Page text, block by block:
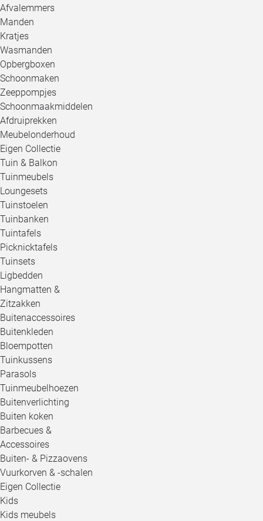
Afvalemmers
Manden
Kratjes
Wasmanden
Opbergboxen
Schoonmaken
Zeeppompjes
Schoonmaakmiddelen
Afdruiprekken
Meubelonderhoud
Eigen Collectie
Tuin & Balkon
Tuinmeubels
Loungesets
Tuinstoelen
Tuinbanken
Tuintafels
Picknicktafels
Tuinsets
Ligbedden
Hangmatten &
Zitzakken
Buitenaccessoires
Buitenkleden
Bloempotten
Tuinkussens
Parasols
Tuinmeubelhoezen
Buitenverlichting
Buiten koken
Barbecues &
Accessoires
Buiten- & Pizzaovens
Vuurkorven & -schalen
Eigen Collectie
Kids
Kids meubels